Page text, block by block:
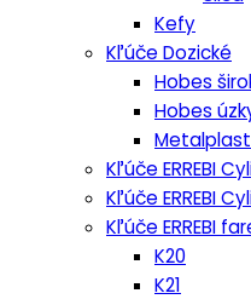
Kefy
Kľúče Dozické
Hobes
Hobes
Kľúče ERREBI
Kľúče ERREBI
Kľúče ERREBI
K20
K21